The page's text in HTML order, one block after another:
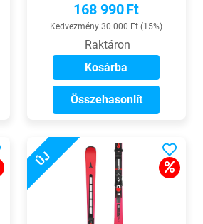
168 990Ft
Kedvezmény 30 000 Ft (15%)
Raktáron
Kosárba
Összehasonlít
ÚJ